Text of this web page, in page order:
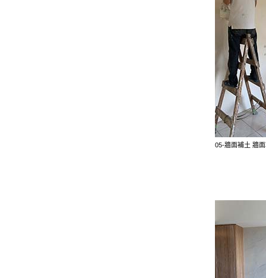
05-牆面補土 牆